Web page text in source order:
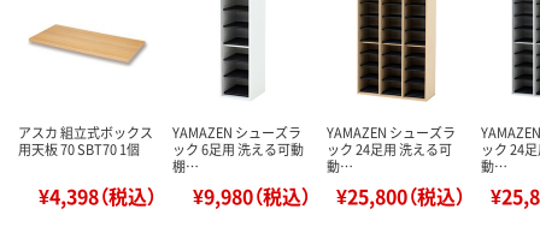
アスカ 組立式ボックス
用天板 70 SBT70 1個
¥4,398（税込）
YAMAZEN シューズラ
ック 6足用 洗える可動
棚…
¥9,980（税込）
YAMAZEN シューズラ
ック 24足用 洗える可
動…
¥25,800（税込）
ック 24
動…